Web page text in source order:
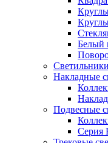
Белый
Накладные
Подвесные
Серия